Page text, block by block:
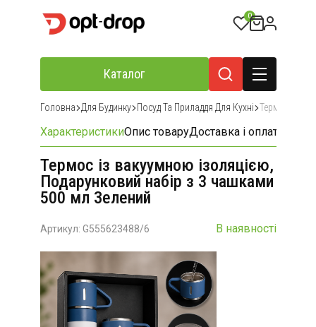
0
Каталог
Головна Для Будинку Посуд Та Приладдя Для Кухні Термоси
ХарактеристикиОпис товаруДоставка і оплата
Термос із вакуумною ізоляцією,
Подарунковий набір з 3 чашками
500 мл Зелений
Артикул: G555623488/6 В наявності